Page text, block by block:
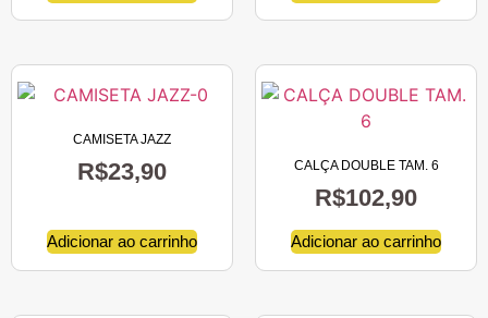
CAMISETA JAZZ
R$23,90
Adicionar ao carrinho
CALÇA DOUBLE TAM. 6
R$102,90
Adicionar ao carrinho